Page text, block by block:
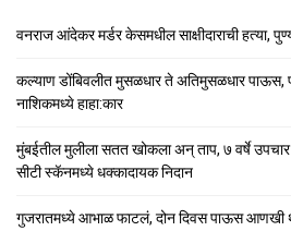
वनराज आंदेकर मर्डर केसमधील साक्षीदाराची हत्या,
कल्याण डोंबिवलीत मुसळधार ते अतिमुसळधार पाऊस,
नाशिकमध्ये हाहा:कार
मुंबईतील मुलीला सतत खोकला अन् ताप, ७ वर्षे उपचार
सीटी स्कॅनमध्ये धक्कादायक निदान
गुजरातमध्ये आभाळ फाटलं, दोन दिवस पाऊस आणखी